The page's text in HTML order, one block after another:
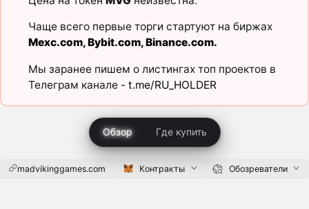
Чаще всего первые торги стартуют на биржах
Mexc.com,Bybit.com,Binance.com.
Мы заранее пишем о листингах топ проектов в
Телеграм канале - t.me/RU_HOLDER
Обзор Где купить
madvikinggames.com Контракты Обозреватели